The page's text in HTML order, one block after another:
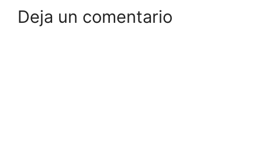
Deja un comentario